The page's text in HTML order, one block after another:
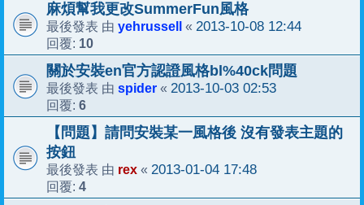
麻煩幫我更改SummerFun風格
最後發表 由 yehrussell « 2013-10-08 12:44
回覆: 10
關於安裝en官方認證風格bl%40ck問題
最後發表 由 spider « 2013-10-03 02:53
回覆: 6
【問題】請問安裝某一風格後 沒有發表主題的
按鈕
最後發表 由 rex « 2013-01-04 17:48
回覆: 4